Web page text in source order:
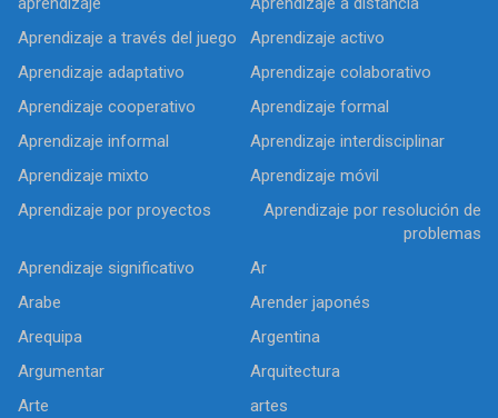
Aprendizaje a través del juego
Aprendizaje activo
Aprendizaje adaptativo
Aprendizaje colaborativo
Aprendizaje cooperativo
Aprendizaje formal
Aprendizaje informal
Aprendizaje interdisciplinar
Aprendizaje mixto
Aprendizaje móvil
Aprendizaje por proyectos
Aprendizaje por resolución de
problemas
Aprendizaje significativo
Ar
Arabe
Arender japonés
Arequipa
Argentina
Argumentar
Arquitectura
Arte
artes